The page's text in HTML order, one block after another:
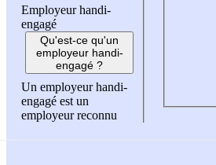
Employeur handi-
engagé
Qu'est-ce qu'un
employeur handi-
engagé ?
Un employeur handi-
engagé est un
employeur reconnu